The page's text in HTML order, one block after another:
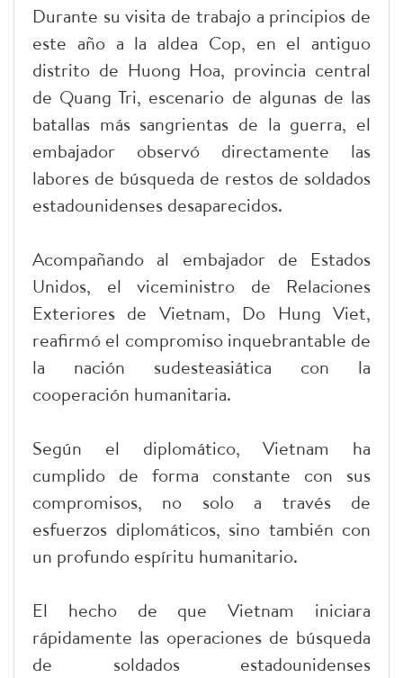
Durante su visita de trabajo a principios de
este año a la aldea Cop, en el antiguo
distrito de Huong Hoa, provincia central
de Quang Tri, escenario de algunas de las
batallas más sangrientas de la guerra, el
embajador observó directamente las
labores de búsqueda de restos de soldados
estadounidenses desaparecidos.
Acompañando al embajador de Estados
Unidos, el viceministro de Relaciones
Exteriores de Vietnam, Do Hung Viet,
reafirmó el compromiso inquebrantable de
la nación sudesteasiática con la
cooperación humanitaria.
Según el diplomático, Vietnam ha
cumplido de forma constante con sus
compromisos, no solo a través de
esfuerzos diplomáticos, sino también con
un profundo espíritu humanitario.
El hecho de que Vietnam iniciara
rápidamente las operaciones de búsqueda
de soldados estadounidenses